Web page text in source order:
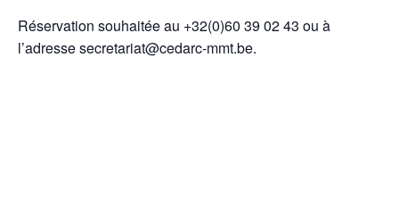
Réservation souhaitée au +32(0)60 39 02 43 ou à
l’adresse secretariat@cedarc-mmt.be.